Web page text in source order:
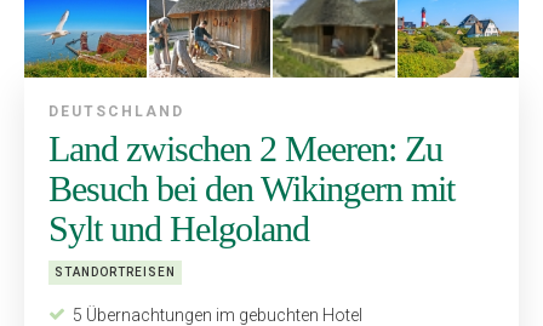
DEUTSCHLAND
Land zwischen 2 Meeren: Zu
Besuch bei den Wikingern mit
Sylt und Helgoland
STANDORTREISEN
5 Übernachtungen im gebuchten Hotel